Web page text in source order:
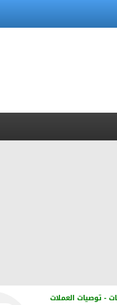
- توصيات العملات